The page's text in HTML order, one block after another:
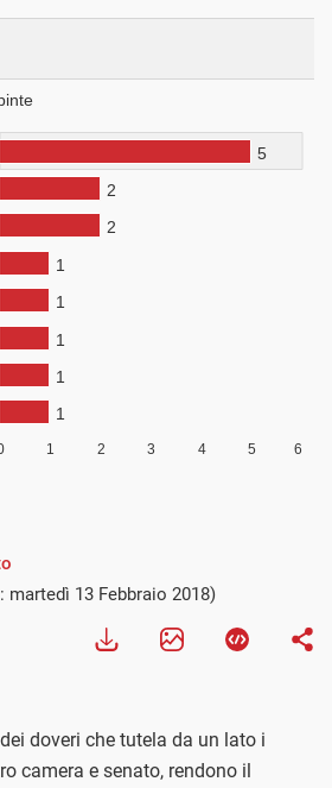
13 Febbraio 2018)
doveri che tutela da un lato i
camera e senato, rendono il